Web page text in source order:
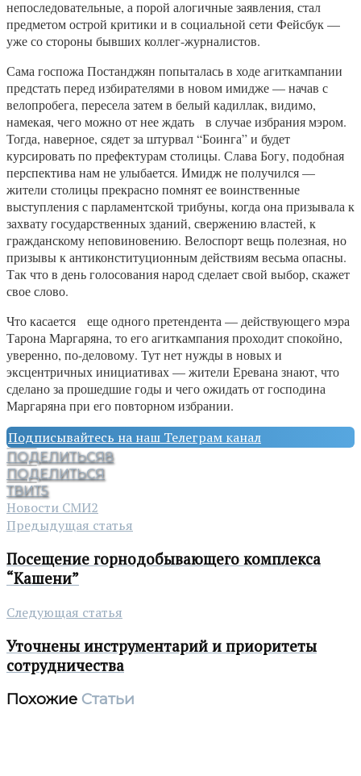
непоследовательные, а порой алогичные заявления, стал
предметом острой критики и в социальной сети Фейсбук —
уже со стороны бывших коллег-журналистов.
Сама госпожа Постанджян попыталась в ходе агиткампании
предстать перед избирателями в новом имидже — начав с
велопробега, пересела затем в белый кадиллак, видимо,
намекая, чего можно от нее ждать в случае избрания мэром.
Тогда, наверное, сядет за штурвал “Боинга” и будет
курсировать по префектурам столицы. Слава Богу, подобная
перспектива нам не улыбается. Имидж не получился —
жители столицы прекрасно помнят ее воинственные
выступления с парламентской трибуны, когда она призывала к
захвату государственных зданий, свержению властей, к
гражданскому неповиновению. Велоспорт вещь полезная, но
призывы к антиконституционным действиям весьма опасны.
Так что в день голосования народ сделает свой выбор, скажет
свое слово.
Что касается еще одного претендента — действующего мэра
Тарона Маргаряна, то его агиткампания проходит спокойно,
уверенно, по-деловому. Тут нет нужды в новых и
эксцентричных инициативах — жители Еревана знают, что
сделано за прошедшие годы и чего ожидать от господина
Маргаряна при его повторном избрании.
Подписывайтесь на наш Телеграм канал
ПОДЕЛИТЬСЯ8
ПОДЕЛИТЬСЯ
ТВИТ5
Новости СМИ2
Предыдущая статья
Посещение горнодобывающего комплекса
“Кашени”
Следующая статья
Уточнены инструментарий и приоритеты
сотрудничества
Похожие Статьи